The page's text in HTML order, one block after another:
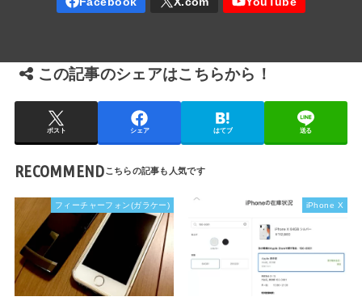
この記事のシェアはこちらから！
ポスト シェア はてブ 送る
RECOMMEND
フィーチャーフォン(ガラケー) iPhone X